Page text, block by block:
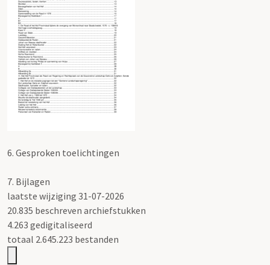
6. Gesproken toelichtingen
7. Bijlagen
laatste wijziging 31-07-2026
20.835 beschreven archiefstukken
4.263 gedigitaliseerd
totaal 2.645.223 bestanden